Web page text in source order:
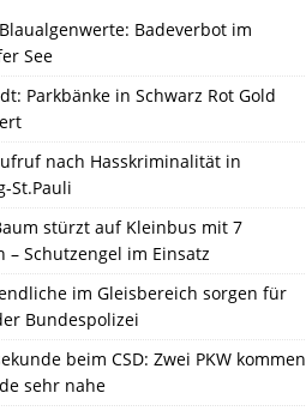
Badeverbot im
See
Parkbänke in Schwarz Rot Gold
nach Hasskriminalität in
St.Pauli
stürzt auf Kleinbus mit 7
– Schutzengel im Einsatz
im Gleisbereich sorgen für
Bundespolizei
beim CSD: Zwei PKW kommen
sehr nahe